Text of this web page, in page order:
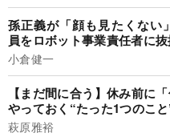
孫正義が「顔も見たくない
員をロボット事業責任者に
小倉健一
【まだ間に合う】休み前に
やっておく“たった1つのこ
萩原雅裕